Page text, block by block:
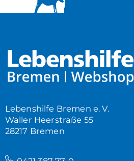
Lebenshilfe Bremen e. V.
Waller Heerstraße 55
28217 Bremen